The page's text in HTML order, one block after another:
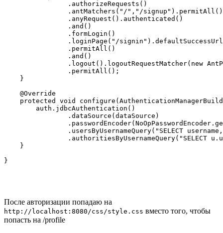
                .authorizeRequests()
                .antMatchers("/","/signup").permitAll()
                .anyRequest().authenticated()
                .and()
                .formLogin()
.loginPage("/
                .permitAll()
                .and()
.logout().logoutRequestMatcher(new
                .permitAll();
    }
    @Override
protected void
        auth.jdbcAuthentication()
                .dataSource(dataSource)
.usersByUsernameQuery("SELECT
.authoritiesByUsernameQuery("SELECT
    }
}
После авторизации попадаю на
http://localhost:8080/css/style.css вместо того, чтобы
попасть на /profile